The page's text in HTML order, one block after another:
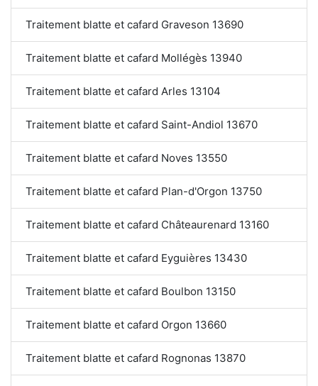
Traitement blatte et cafard Graveson 13690
Traitement blatte et cafard Mollégès 13940
Traitement blatte et cafard Arles 13104
Traitement blatte et cafard Saint-Andiol 13670
Traitement blatte et cafard Noves 13550
Traitement blatte et cafard Plan-d'Orgon 13750
Traitement blatte et cafard Châteaurenard 13160
Traitement blatte et cafard Eyguières 13430
Traitement blatte et cafard Boulbon 13150
Traitement blatte et cafard Orgon 13660
Traitement blatte et cafard Rognonas 13870